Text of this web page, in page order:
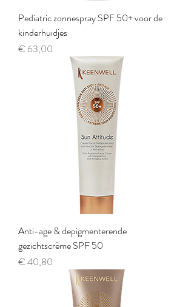
Pediatric zonnespray SPF 50+ voor de
kinderhuidjes
Prijs
€ 63,00
Anti-age & depigmenterende
gezichtscrème SPF 50
Prijs
€ 40,80